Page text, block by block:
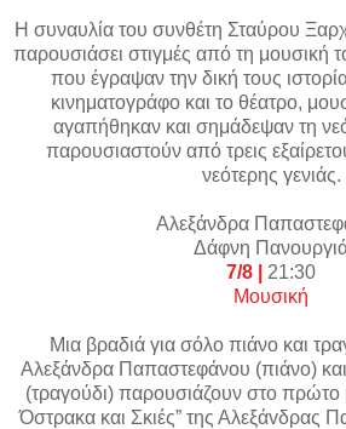
H συναυλία του συνθέτη Σταύρου
παρουσιάσει στιγμές από τη μουσική
που έγραψαν την δική τους
κινηματογράφο και το θέατρο,
αγαπήθηκαν και σημάδεψαν τη
παρουσιαστούν από τρεις
νεότερης γενιάς.
Αλεξάνδρα
Δάφνη
7/8 | 21:30
Μουσική
Μια βραδιά για σόλο πιάνο και
Αλεξάνδρα Παπαστεφάνου (πιάνο)
(τραγούδι) παρουσιάζουν στο πρώτο
Όστρακα και Σκιές” της Αλεξάvδρας